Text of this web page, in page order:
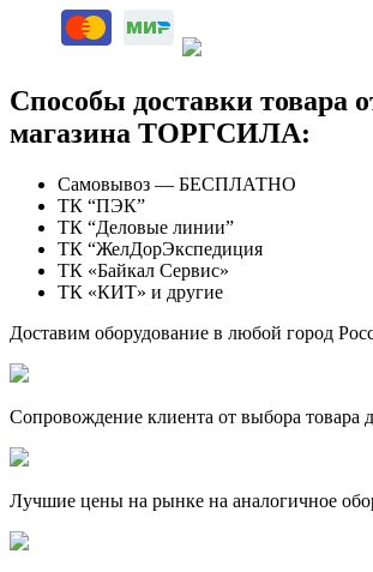
Способы доставки товара
магазина ТОРГСИЛА:
Самовывоз — БЕСПЛАТНО
ТК “ПЭК”
ТК “Деловые линии”
ТК “ЖелДорЭкспедиция
ТК «Байкал Сервис»
ТК «КИТ» и другие
Доставим оборудование в любой город
Сопровождение клиента от выбора товара
Лучшие цены на рынке на аналогичное